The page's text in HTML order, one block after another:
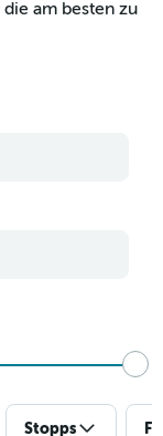
am besten zu
Stopps